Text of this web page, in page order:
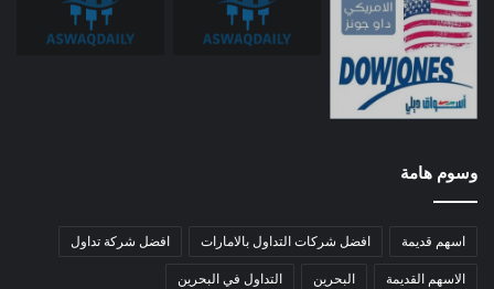
وسوم هامة
اسهم قديمة افضل شركات التداول بالامارات افضل شركة تداول
الاسهم القديمة البحرين التداول في البحرين